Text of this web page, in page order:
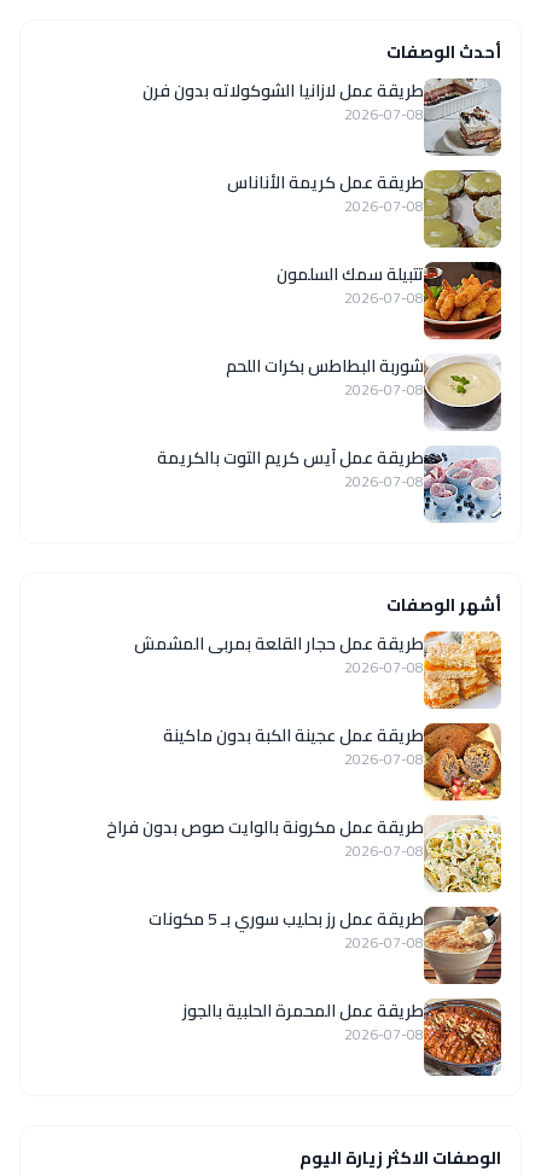
أحدث الوصفات
طريقة عمل لازانيا الشوكولاته بدون فرن
2026-07-08
طريقة عمل كريمة الأناناس
2026-07-08
تتبيلة سمك السلمون
2026-07-08
شوربة البطاطس بكرات اللحم
2026-07-08
طريقة عمل آيس كريم التوت بالكريمة
2026-07-08
أشهر الوصفات
طريقة عمل حجار القلعة بمربى المشمش
2026-07-08
طريقة عمل عجينة الكبة بدون ماكينة
2026-07-08
طريقة عمل مكرونة بالوايت صوص بدون فراخ
2026-07-08
طريقة عمل رز بحليب سوري بـ 5 مكونات
2026-07-08
طريقة عمل المحمرة الحلبية بالجوز
2026-07-08
الوصفات الاكثر زيارة اليوم